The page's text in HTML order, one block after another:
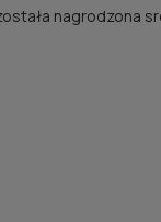
nagrodzona